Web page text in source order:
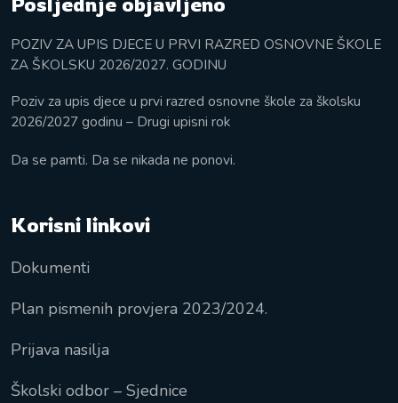
POZIV ZA UPIS DJECE U PRVI RAZRED OSNOVNE ŠKOLE
ZA ŠKOLSKU 2026/2027. GODINU
Poziv za upis djece u prvi razred osnovne škole za školsku
2026/2027 godinu – Drugi upisni rok
Da se pamti. Da se nikada ne ponovi.
Korisni linkovi
Dokumenti
Plan pismenih provjera 2023/2024.
Prijava nasilja
Školski odbor – Sjednice